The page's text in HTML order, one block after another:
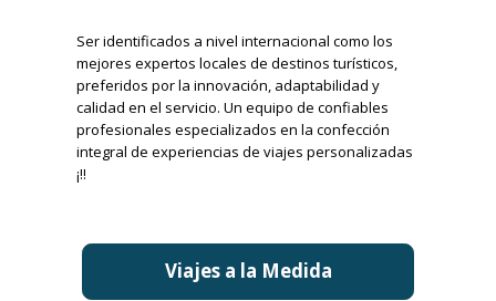
Ser identificados a nivel internacional como los
mejores expertos locales de destinos turísticos,
preferidos por la innovación, adaptabilidad y
calidad en el servicio. Un equipo de confiables
profesionales especializados en la confección
integral de experiencias de viajes personalizadas
¡!!
Viajes a la Medida